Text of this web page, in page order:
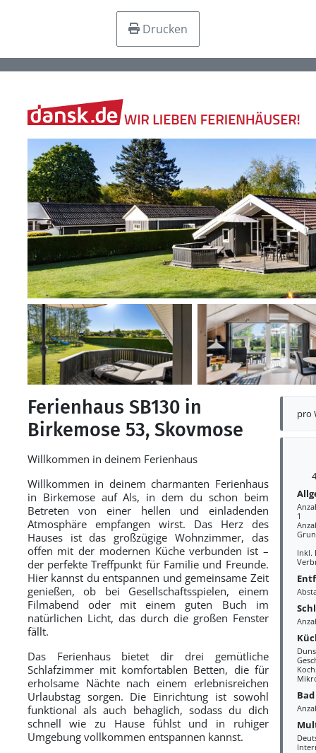
Drucken
pro
1
Inkl.
Bad
Ferienhaus SB130 in
Birkemose 53, Skovmose
Willkommen in deinem Ferienhaus
Willkommen in deinem charmanten Ferienhaus
in Birkemose auf Als, in dem du schon beim
Betreten von einer hellen und einladenden
Atmosphäre empfangen wirst. Das Herz des
Hauses ist das großzügige Wohnzimmer, das
offen mit der modernen Küche verbunden ist –
der perfekte Treffpunkt für Familie und Freunde.
Hier kannst du entspannen und gemeinsame Zeit
genießen, ob bei Gesellschaftsspielen, einem
Filmabend oder mit einem guten Buch im
natürlichen Licht, das durch die großen Fenster
fällt.
Das Ferienhaus bietet dir drei gemütliche
Schlafzimmer mit komfortablen Betten, die für
erholsame Nächte nach einem erlebnisreichen
Urlaubstag sorgen. Die Einrichtung ist sowohl
funktional als auch behaglich, sodass du dich
schnell wie zu Hause fühlst und in ruhiger
Umgebung vollkommen entspannen kannst.